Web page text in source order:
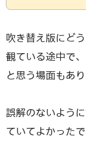
吹き替え版にど
観ている途中で、
と思う場面もあ
誤解のないよう
ていてよかったで